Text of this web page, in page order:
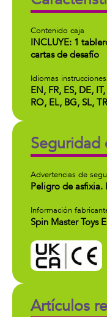
Contenido caja
INCLUYE: 1
cartas de desafío
Idiomas instrucciones
EN, FR, ES, DE,
RO, EL, BG, SL, TR
Advertencias de
Peligro de asfixia.
Información
Spin Master Toys
Artículos